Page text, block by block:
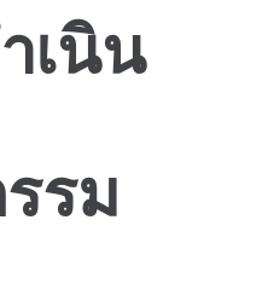
เนิน
รม